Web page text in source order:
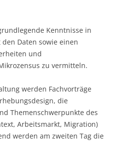
Kenntnisse in
Daten sowie einen
und
zu vermitteln.
werden Fachvorträge
die
Themenschwerpunkte des
Arbeitsmarkt, Migration)
werden am zweiten Tag die